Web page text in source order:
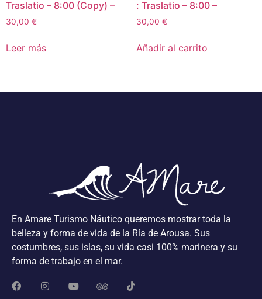
Traslatio – 8:00 (Copy) –
30,00 €
Leer más
: Traslatio – 8:00 –
30,00 €
Añadir al carrito
En Amare Turismo Náutico queremos mostrar toda la
belleza y forma de vida de la Ría de Arousa. Sus
costumbres, sus islas, su vida casi 100% marinera y su
forma de trabajo en el mar.